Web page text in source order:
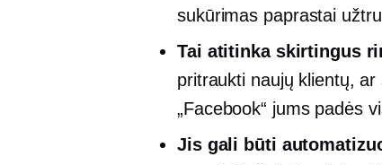
sukūrimas paprastai
Tai atitinka skirtingus
pritraukti naujų klientų,
„Facebook“ jums padės
Jis gali būti